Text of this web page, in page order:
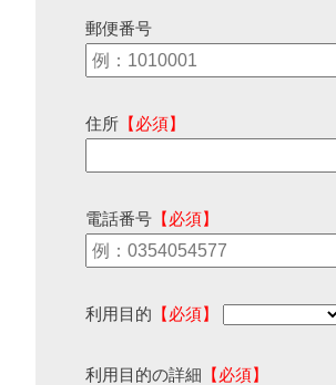
郵便番号
住所 【必須】
電話番号 【必須】
利用目的 【必須】
利用目的の詳細 【必須】